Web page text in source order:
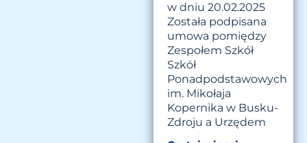
w dniu 20.02.2025
Została podpisana
umowa pomiędzy
Zespołem Szkół
Szkół
Ponadpodstawowych
im. Mikołaja
Kopernika w Busku-
Zdroju a Urzędem